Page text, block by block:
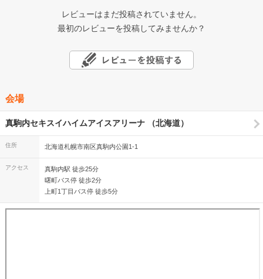
レビューはまだ投稿されていません。
最初のレビューを投稿してみませんか？
会場
真駒内セキスイハイムアイスアリーナ （北海道）
住所 北海道札幌市南区真駒内公園1-1
アクセス
真駒内駅 徒歩25分
曙町バス停 徒歩2分
上町1丁目バス停 徒歩5分